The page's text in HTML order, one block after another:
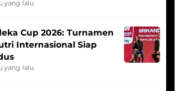
yang lalu
Cup 2026: Turnamen
Internasional Siap
yang lalu